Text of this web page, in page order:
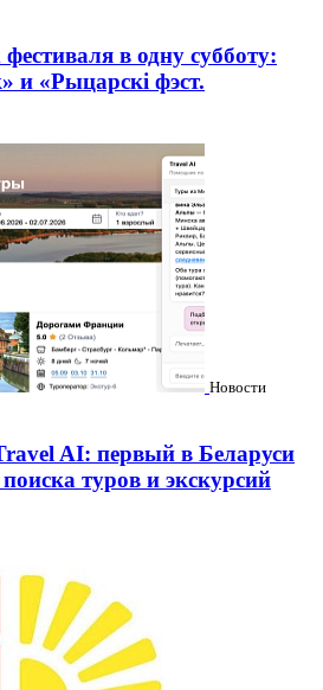
в одну субботу:
и «Рыцарскі фэст.
Новости
AI: первый в Беларуси
туров и экскурсий